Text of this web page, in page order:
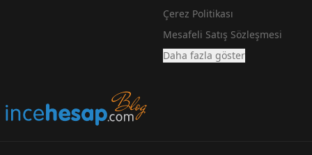
Çerez Politikası
Mesafeli Satış Sözleşmesi
Daha fazla göster